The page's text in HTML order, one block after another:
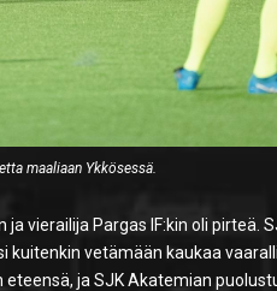
maaliaan Ykkösessä.
vierailija Pargas IF:kin oli pirteä.
kuitenkin vetämään kaukaa
ja SJK Akatemian